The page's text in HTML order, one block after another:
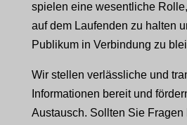
spielen eine wesentliche
auf dem Laufenden zu halten
Publikum in Verbindung zu
Wir stellen verlässliche und
Informationen bereit und
Austausch. Sollten Sie